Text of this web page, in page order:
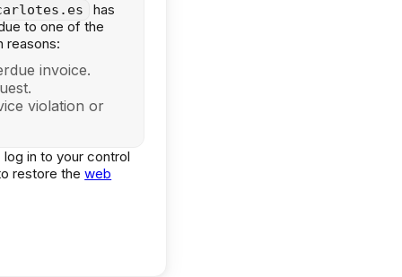
has
to one of the
reasons:
invoice.
violation or
in to your control
restore theweb